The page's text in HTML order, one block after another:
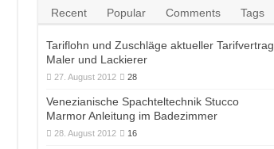
Recent Popular Comments Tags
Tariflohn und Zuschläge aktueller Tarifvertrag
Maler und Lackierer
27. August 2012 28
Venezianische Spachteltechnik Stucco
Marmor Anleitung im Badezimmer
28. August 2012 16